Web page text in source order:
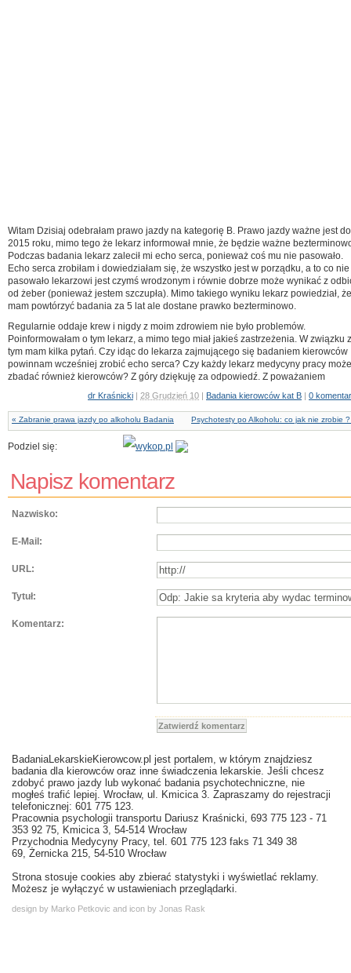
Witam Dzisiaj odebrałam prawo jazdy na kategorię B. Prawo jazdy ważne jest do
2015 roku, mimo tego że lekarz informował mnie, że będzie ważne
Podczas badania lekarz zalecił mi echo serca, ponieważ coś mu nie pasowało.
Echo serca zrobiłam i dowiedziałam się, że wszystko jest w porządku, a to co nie
pasowało lekarzowi jest czymś wrodzonym i równie dobrze może wynikać z
od żeber (ponieważ jestem szczupła). Mimo takiego wyniku lekarz powiedział, że
mam powtórzyć badania za 5 lat ale dostane prawko bezterminowo.
Regularnie oddaje krew i nigdy z moim zdrowiem nie było problemów.
Poinformowałam o tym lekarz, a mimo tego miał jakieś zastrzeżenia. W związku z
tym mam kilka pytań. Czy idąc do lekarza zajmującego się badaniem kierowców
powinnam wcześniej zrobić echo serca? Czy każdy lekarz medycyny pracy może
zbadać również kierowców? Z góry dziękuję za odpowiedź. Z poważaniem
dr Kraśnicki | 28 Grudzień 10 | Badania kierowców kat B | 0
« Zabranie prawa jazdy po alkoholu Badania Psychotesty po Alkoholu: co jak nie zrobie
Podziel się:
Napisz komentarz
Nazwisko:
E-Mail:
URL:
Tytuł:
Komentarz:
Zatwierdź komentarz
BadaniaLekarskieKierowcow.pl jest portalem, w którym znajdziesz
badania dla kierowców oraz inne świadczenia lekarskie. Jeśli chcesz
zdobyć prawo jazdy lub wykonać badania psychotechniczne, nie
mogłeś trafić lepiej. Wrocław, ul. Kmicica 3. Zapraszamy do rejestracji
telefonicznej: 601 775 123.
Pracownia psychologii transportu Dariusz Kraśnicki, 693 775 123 - 71
353 92 75, Kmicica 3, 54-514 Wrocław
Przychodnia Medycyny Pracy, tel. 601 775 123 faks 71 349 38
69, Żernicka 215, 54-510 Wrocław
Strona stosuje cookies aby zbierać statystyki i wyświetlać reklamy.
Możesz je wyłączyć w ustawieniach przeglądarki.
design by Marko Petkovic and icon by Jonas Rask